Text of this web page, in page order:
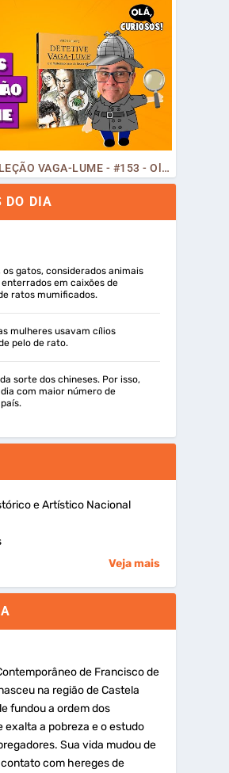
MEMÓRIAS DA COLEÇÃO VAGA-LUME - #153 - Olá, Curiosos! 2023
DO DIA
os gatos, considerados animais
em caixões de
ratos mumificados.
mulheres usavam cílios
pelo de rato.
sorte dos chineses. Por isso,
com maior número de
e Artístico Nacional
Veja mais
de Francisco de
na região de Castela
fundou a ordem dos
exalta a pobreza e o estudo
Sua vida mudou de
com hereges de